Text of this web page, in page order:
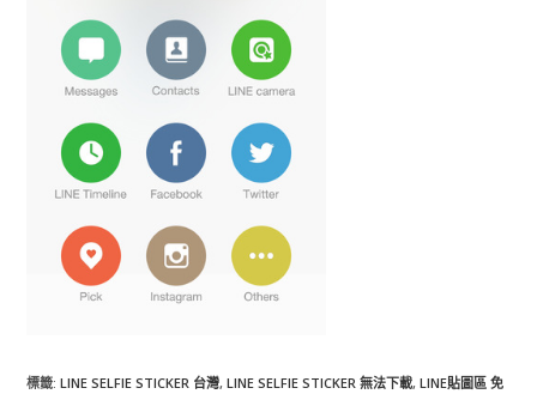
標籤:LINE SELFIE STICKER 台灣, LINE SELFIE STICKER 無法下載, LINE貼圖區 免